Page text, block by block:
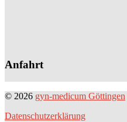
Anfahrt
© 2026 gyn-medicum Göttingen
Datenschutzerklärung